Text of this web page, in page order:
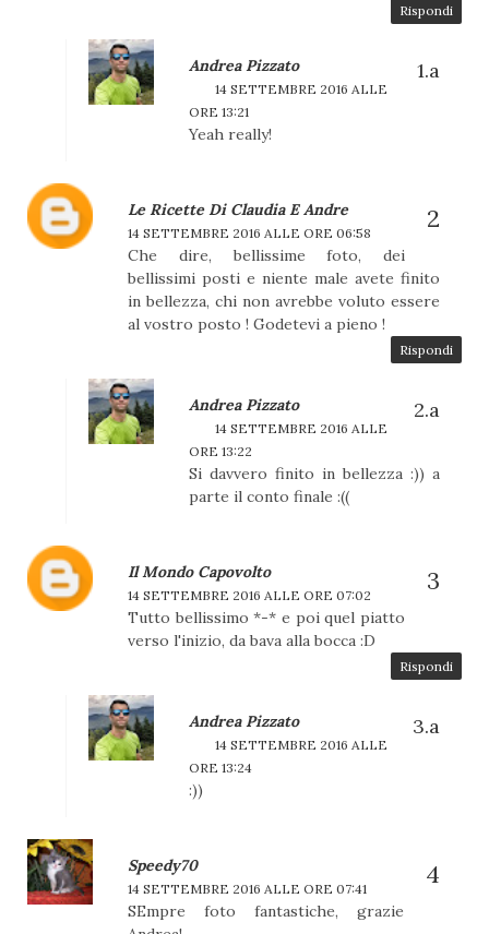
Rispondi
Andrea Pizzato
14 SETTEMBRE 2016 ALLE
ORE 13:21
Yeah really!
Le Ricette Di Claudia E Andre
14 SETTEMBRE 2016 ALLE ORE 06:58
Che dire, bellissime foto, dei
bellissimi posti e niente male avete finito
in bellezza, chi non avrebbe voluto essere
al vostro posto ! Godetevi a pieno !
Rispondi
Andrea Pizzato
14 SETTEMBRE 2016 ALLE
ORE 13:22
Si davvero finito in bellezza :)) a
parte il conto finale :((
Il Mondo Capovolto
14 SETTEMBRE 2016 ALLE ORE 07:02
Tutto bellissimo *-* e poi quel piatto
verso l'inizio, da bava alla bocca :D
Rispondi
Andrea Pizzato
14 SETTEMBRE 2016 ALLE
ORE 13:24
:))
Speedy70
14 SETTEMBRE 2016 ALLE ORE 07:41
SEmpre foto fantastiche, grazie